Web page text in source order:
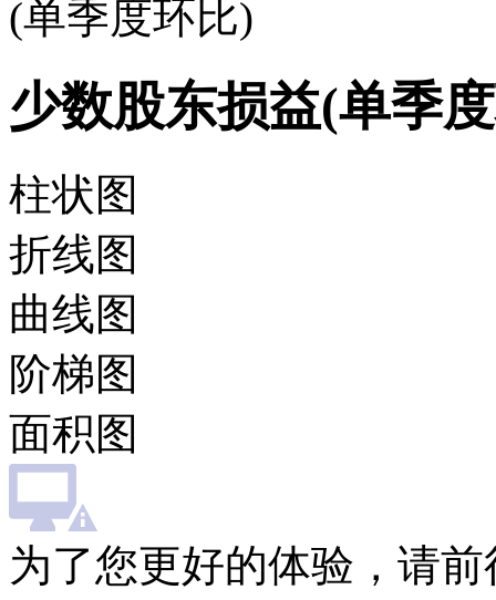
(单季度环比)
少数股东损益(单季
柱状图
折线图
曲线图
阶梯图
面积图
为了您更好的体验，请